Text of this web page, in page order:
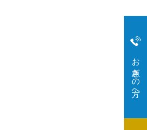
お急ぎの方へ